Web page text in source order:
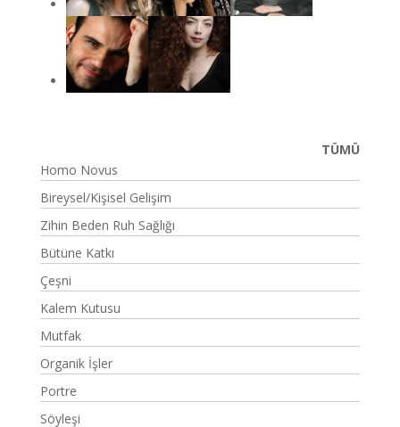
TÜMÜ
Homo Novus
Bireysel/Kişisel Gelişim
Zihin Beden Ruh Sağlığı
Bütüne Katkı
Çeşni
Kalem Kutusu
Mutfak
Organik İşler
Portre
Söyleşi